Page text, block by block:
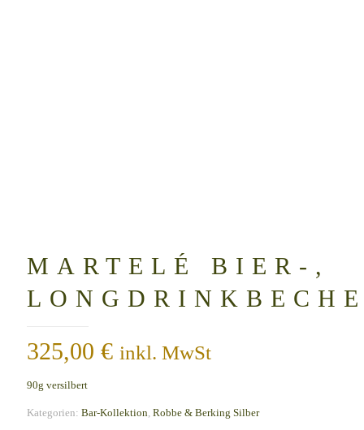
MARTELÉ BIER-,
325,00 € inkl. MwSt
90g versilbert
Kategorien: Bar-Kollektion, Robbe & Berking Silber